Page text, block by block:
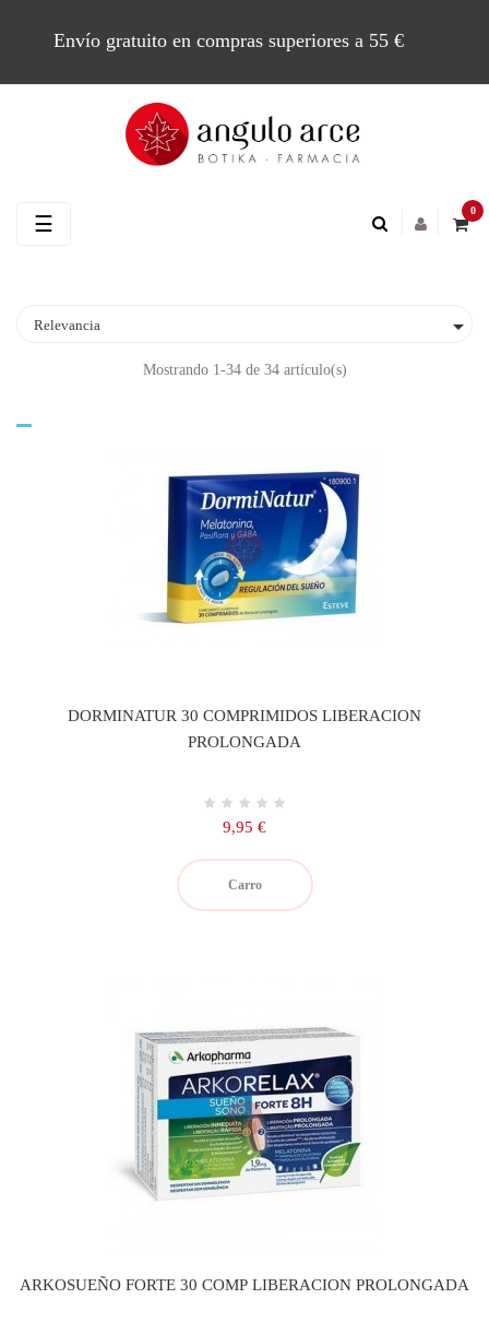
Envío gratuito en compras superiores a 55 €
0
Navegación
☰
Relevancia 
Mostrando 1-34 de 34 artículo(s)
DORMINATUR 30 COMPRIMIDOS LIBERACION
PROLONGADA
Precio
9,95 €
Carro
ARKOSUEÑO FORTE 30 COMP LIBERACION PROLONGADA